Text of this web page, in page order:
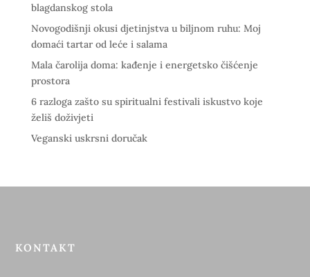
blagdanskog stola
Novogodišnji okusi djetinjstva u biljnom ruhu: Moj
domaći tartar od leće i salama
Mala čarolija doma: kađenje i energetsko čišćenje
prostora
6 razloga zašto su spiritualni festivali iskustvo koje
želiš doživjeti
Veganski uskrsni doručak
KONTAKT